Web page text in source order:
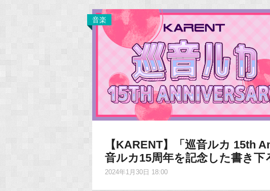
音楽
【KARENT】「巡音ルカ 15th
音ルカ15周年を記念した書き下
2024年1月30日 18:00